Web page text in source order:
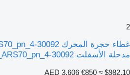
2
مدحلة الأسفلت Ammann Bonet_ARS70_pn_4-30092
AED 3,606 €850 ≈ $982.10